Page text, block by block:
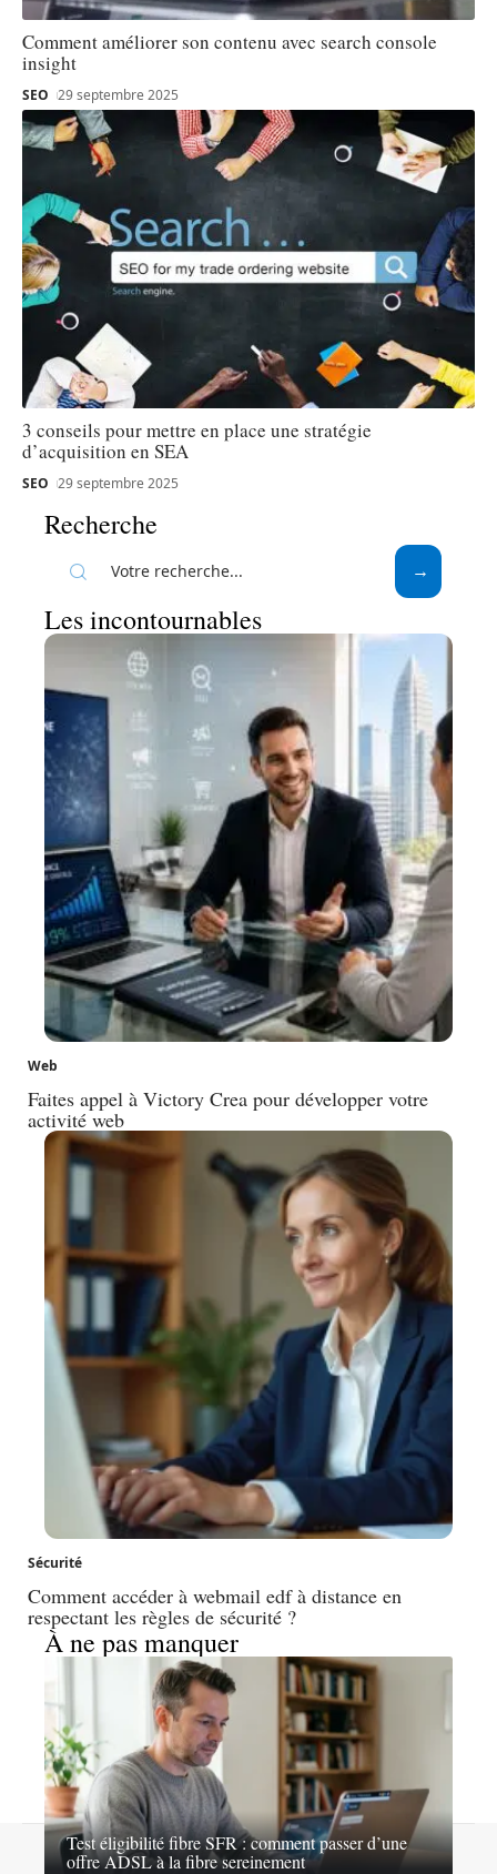
Comment améliorer son contenu avec search console
insight
SEO 29 septembre 2025
3 conseils pour mettre en place une stratégie
d’acquisition en SEA
SEO 29 septembre 2025
Recherche
Les incontournables
Web
Faites appel à Victory Crea pour développer votre
activité web
Sécurité
Comment accéder à webmail edf à distance en
respectant les règles de sécurité ?
À ne pas manquer
Test éligibilité fibre SFR : comment passer d’une
offre ADSL à la fibre sereinement
Contact Mentions légales Sitemap